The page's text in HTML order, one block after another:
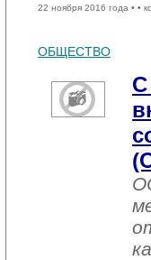
22 ноября 2016 года • •
ОБЩЕСТВО
С